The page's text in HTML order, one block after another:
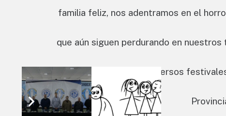
familia feliz, nos adentramos en el
que aún siguen perdurando en
del 2021, participó en diversos